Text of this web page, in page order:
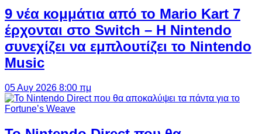
9 νέα κομμάτια από το Mario Kart 7
έρχονται στο Switch – Η Nintendo
συνεχίζει να εμπλουτίζει το Nintendo
Music
05 Αυγ 2026 8:00 πμ